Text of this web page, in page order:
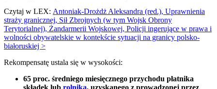
Czytaj w LEX: Antoniak-Drożdż Aleksandra (red.), Uprawnienia
straży granicznej, Sił Zbrojnych (w tym Wojsk Obrony
Terytorialnej), Żandarmerii Wojskowej, Policji ingerujące w prawa i
wolności obywatelskie w kontekście sytuacji na granicy polsko-
białoruskiej >
Rekompensatę ustala się w wysokości:
65 proc. średniego miesięcznego przychodu płatnika